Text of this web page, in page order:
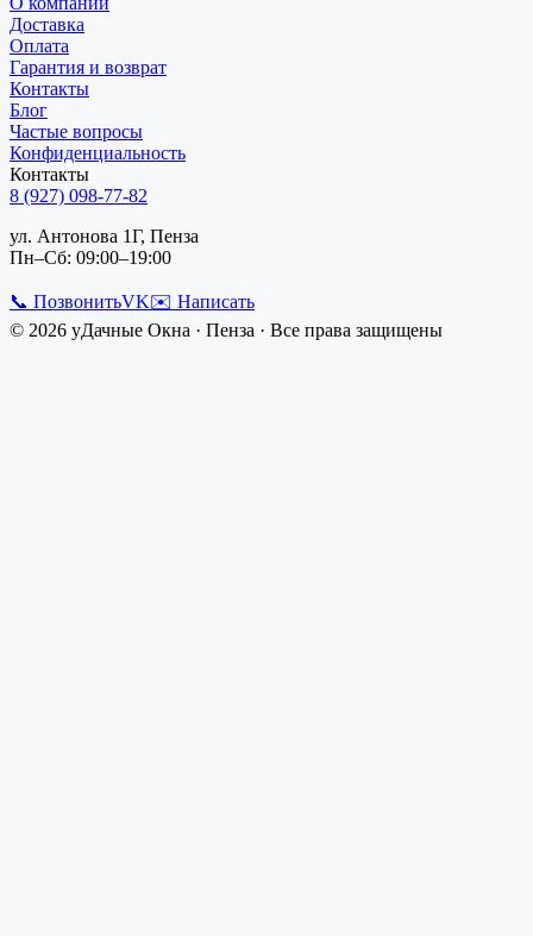
Доставка
Оплата
Гарантия и возврат
Контакты
Блог
Частые вопросы
Конфиденциальность
Контакты
8 (927) 098-77-82
ул. Антонова 1Г, Пенза
Пн–Сб: 09:00–19:00
📞 ПозвонитьVK✉️ Написать
© 2026 уДачные Окна · Пенза · Все права защищены